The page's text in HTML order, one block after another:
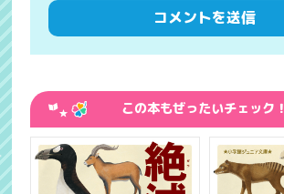
この本もぜったいチェック！